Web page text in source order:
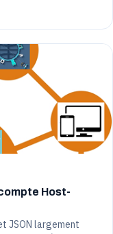
pratique.
Host-
JSON largement